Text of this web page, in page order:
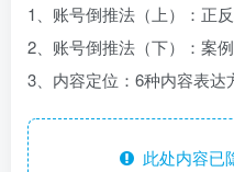
1、账号倒推法（上）：正
2、账号倒推法（下）：案
3、内容定位：6种内容表达
此处内容已